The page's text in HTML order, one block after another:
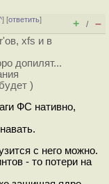
] [ответить]
+ / –
xfs и в
допилят...
)
ФС нативно,
с него можно.
- то потери на